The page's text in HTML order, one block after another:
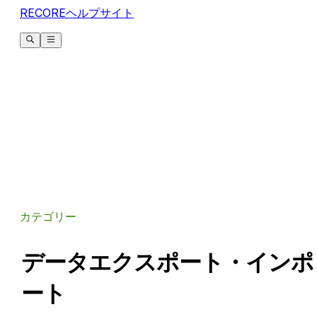
RECOREヘルプサイト
カテゴリー
データエクスポート・インポ
ート